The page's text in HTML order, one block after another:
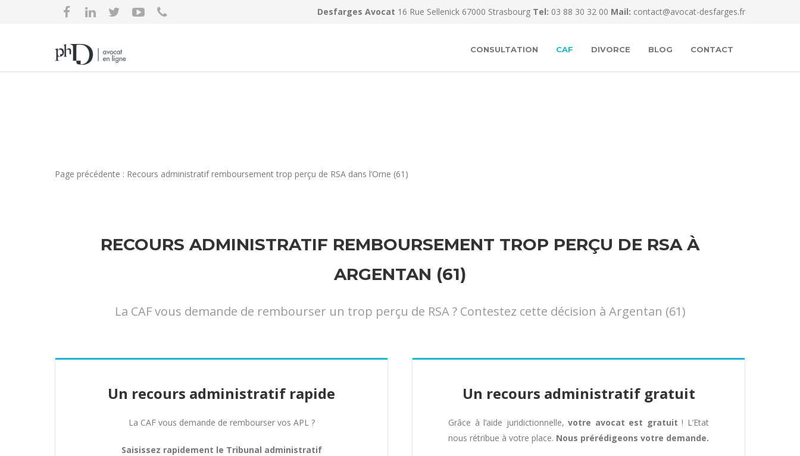
Desfarges Avocat 16 Rue Sellenick 67000 Strasbourg Tel: 03 88 30 32 00 Mail: contact@avocat-desfarges.fr
CONSULTATION CAF DIVORCE BLOG CONTACT
Page précédente : Recours administratif remboursement trop perçu de RSA dans l’Orne (61)
RECOURS ADMINISTRATIF REMBOURSEMENT TROP PERÇU DE RSA À
ARGENTAN (61)
La CAF vous demande de rembourser un trop perçu de RSA ? Contestez cette décision à Argentan (61)
Un recours administratif rapide
La CAF vous demande de rembourser vos APL ?
Saisissez rapidement le Tribunal administratif
Un recours administratif gratuit
Grâce à l’aide juridictionnelle,votre avocat est gratuit ! L’Etat
nous rétribue à votre place. Nous prérédigeons votre demande.